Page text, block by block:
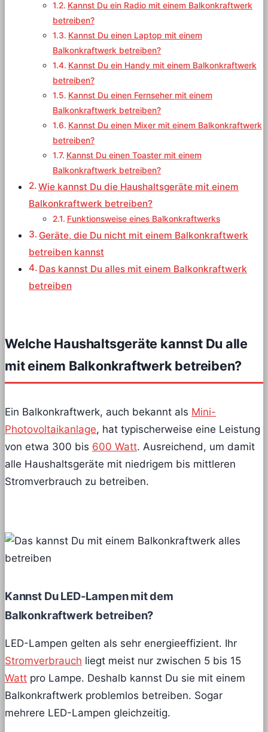
Kannst Du ein Radio mit einem Balkonkraftwerk
betreiben?
Kannst Du einen Laptop mit einem
Balkonkraftwerk betreiben?
Kannst Du ein Handy mit einem Balkonkraftwerk
betreiben?
Kannst Du einen Fernseher mit einem
Balkonkraftwerk betreiben?
Kannst Du einen Mixer mit einem Balkonkraftwerk
betreiben?
Kannst Du einen Toaster mit einem
Balkonkraftwerk betreiben?
Wie kannst Du die Haushaltsgeräte mit einem
Balkonkraftwerk betreiben?
Funktionsweise eines Balkonkraftwerks
Geräte, die Du nicht mit einem Balkonkraftwerk
betreiben kannst
Das kannst Du alles mit einem Balkonkraftwerk
betreiben
Welche Haushaltsgeräte kannst Du alle
mit einem Balkonkraftwerk betreiben?
Ein Balkonkraftwerk, auch bekannt als Mini-
Photovoltaikanlage, hat typischerweise eine Leistung
von etwa 300 bis 600 Watt. Ausreichend, um damit
alle Haushaltsgeräte mit niedrigem bis mittleren
Stromverbrauch zu betreiben.
Kannst Du LED-Lampen mit dem
Balkonkraftwerk betreiben?
LED-Lampen gelten als sehr energieeffizient. Ihr
Stromverbrauch liegt meist nur zwischen 5 bis 15
Watt pro Lampe. Deshalb kannst Du sie mit einem
Balkonkraftwerk problemlos betreiben. Sogar
mehrere LED-Lampen gleichzeitig.